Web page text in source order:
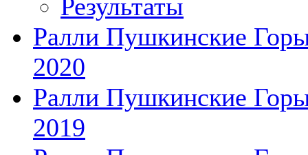
Результаты
Ралли Пушкинские
2020
Ралли Пушкинские
2019